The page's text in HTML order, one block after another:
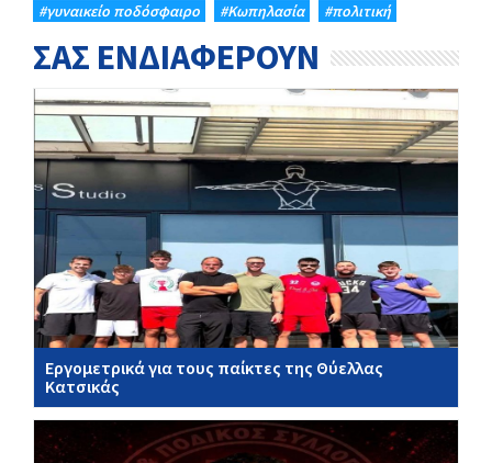
#γυναικείο ποδόσφαιρο
#Κωπηλασία #πολιτική
ΣΑΣ ΕΝΔΙΑΦΕΡΟΥΝ
Εργομετρικά για τους παίκτες της Θύελλας
Κατσικάς